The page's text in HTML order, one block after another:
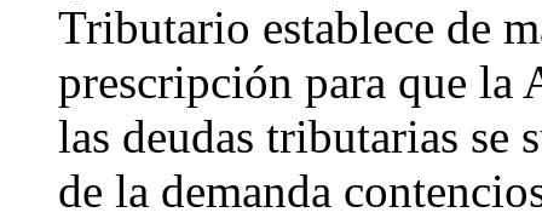
Tributario establece de
prescripción para que la
las deudas tributarias se
de la demanda